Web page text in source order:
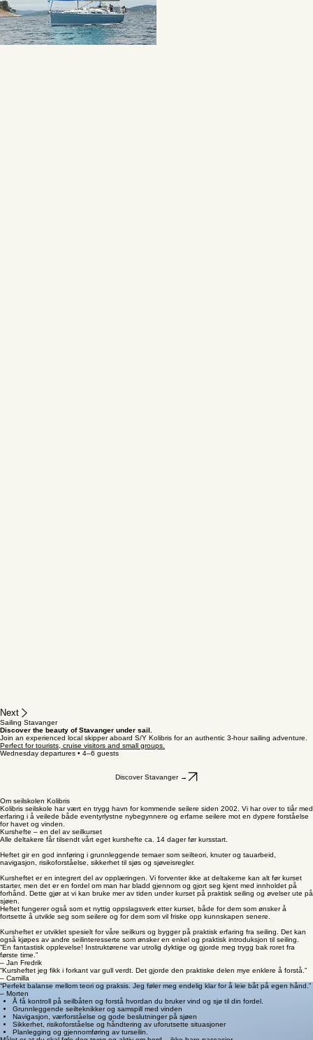
Next
Sailing Stavanger
Discover the beauty of Stavanger under sail.
Join an experienced local skipper aboard S/Y Kolibris for an authentic 3-hour sailing adventure.
Perfect for tourists, cruise visitors and small groups.
Wednesday departures • 4–6 guests
Discover Stavanger →
Om seilskolen Kolibris
Kolibris seilskole har vært en trygg havn for kommende seilere siden 2002. Vi har over to tiår med
erfaring i å veilede både eventyrlystne nybegynnere og erfarne seilere mot en dypere forståelse
Kurshefte – en del av seilkurset
Alle deltakere får tilsendt vårt eget kurshefte ca. 14 dager før kursstart.
Heftet gir en god innføring i grunnleggende temaer som seilteori, knuter og tauarbeid,
navigasjon, risikoforståelse, sikkerhet til sjøs og sjøveisregler.
Kursheftet er en integrert del av opplæringen. Vi forventer ikke at deltakerne kan alt før kurset
starter, men det er en fordel om man har bladd gjennom og gjort seg kjent med innholdet på
forhånd. Dette gjør at vi kan bruke mer av tiden under kurset på praktisk seiling og øvelser ute på
sjøen.
Heftet fungerer også som et nyttig oppslagsverk etter kurset, både for dem som ønsker å
fortsette å utvikle seg som seilere og for dem som vil friske opp kunnskapen senere.
Kursheftet er utviklet spesielt for våre seilkurs og bygger på praktisk erfaring fra seiling. Det kan
også kjøpes av andre seilinteresserte som ønsker en enkel og praktisk introduksjon til seiling.